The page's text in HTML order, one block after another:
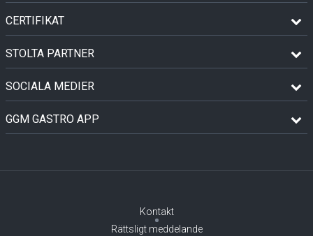
CERTIFIKAT
STOLTA PARTNER
SOCIALA MEDIER
GGM GASTRO APP
Kontakt
Rättsligt meddelande